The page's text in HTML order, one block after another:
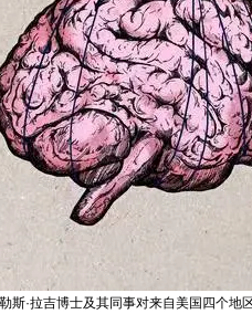
斯·拉吉博士及其同事对来自美国四个